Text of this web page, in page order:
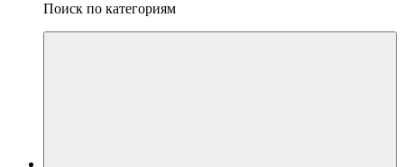
Поиск по категориям